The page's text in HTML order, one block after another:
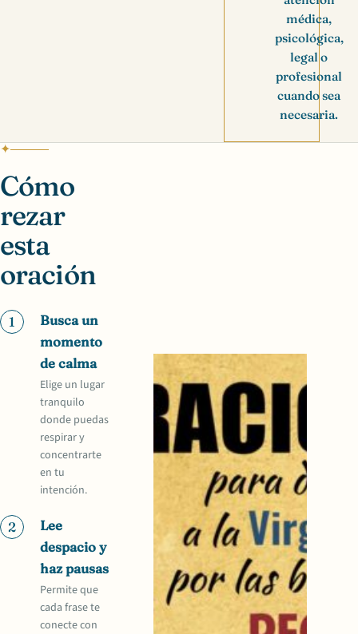
médica,
psicológica,
legal o
profesional
cuando sea
necesaria.
Cómo
rezar
esta
oración
1
Busca un
momento
de calma
Elige un lugar
tranquilo
donde puedas
respirar y
concentrarte
en tu
intención.
2
Lee
despacio y
haz pausas
Permite que
cada frase te
conecte con